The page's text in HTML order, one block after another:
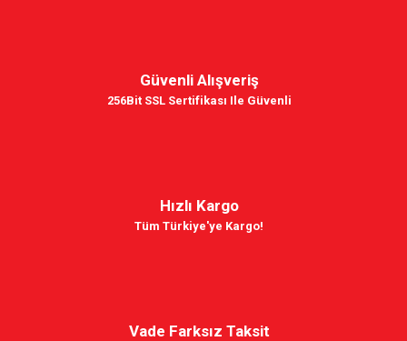
Güvenli Alışveriş
256Bit SSL Sertifikası Ile Güvenli
Hızlı Kargo
Tüm Türkiye'ye Kargo!
Vade Farksız Taksit